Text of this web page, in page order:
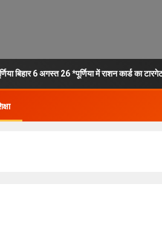
बिहार 6 अगस्त 26 *पूर्णिया में राशन कार्ड का